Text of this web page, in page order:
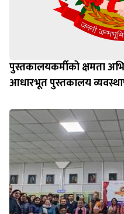
पुस्तकालयकर्मीको क्षमता
आधारभूत पुस्तकालय